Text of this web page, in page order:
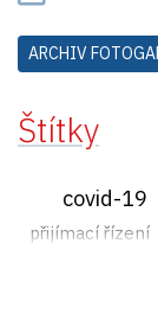
ARCHIV
Štítky
covid-19
přijímací řízení